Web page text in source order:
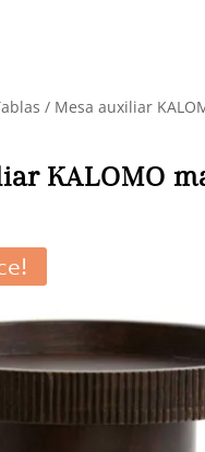
/ Mesa auxiliar
KALOMO